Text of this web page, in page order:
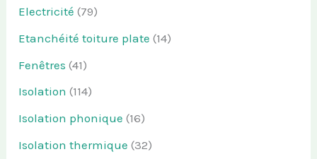
Electricité (79)
Etanchéité toiture plate (14)
Fenêtres (41)
Isolation (114)
Isolation phonique (16)
Isolation thermique (32)